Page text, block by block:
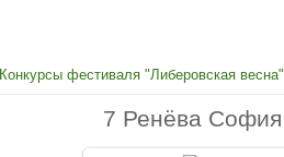
Конкурсы фестиваля "Либеровская весна"
7 Ренёва София